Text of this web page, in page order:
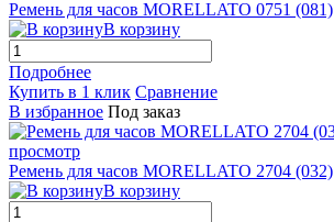
Ремень для часов MORELLATO 0751 (081)
В корзину
Подробнее
Купить в 1 клик Сравнение
В избранное Под заказ
просмотр
Ремень для часов MORELLATO 2704 (032)
В корзину